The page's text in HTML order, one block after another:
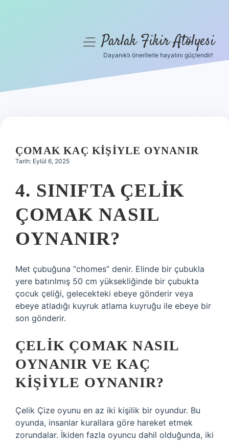
Hakkımızda
menüyüParlak Fikir Atölyesi
Dayanıklı önerilerle hayatını güçlendir!
ÇOMAK KAÇ KIŞIYLE OYNANIR
Tarih: Eylül 6, 2025
4. SINIFTA ÇELIK
ÇOMAK NASIL
OYNANIR?
Met çubuğuna “chomes” denir. Elinde bir çubukla
yere batırılmış 50 cm yüksekliğinde bir çubukta
çocuk çeliği, gelecekteki ebeye gönderir veya
ebeye atladığı kuyruk atlama kuyruğu ile ebeye bir
son gönderir.
ÇELIK ÇOMAK NASIL
OYNANIR VE KAÇ
KIŞIYLE OYNANIR?
Çelik Çize oyunu en az iki kişilik bir oyundur. Bu
oyunda, insanlar kurallara göre hareket etmek
zorundalar. İkiden fazla oyuncu dahil olduğunda, iki